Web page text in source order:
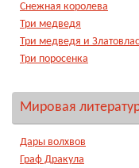
Снежная королева
Три медведя
Три медведя и
Три поросенка
Мировая
Дары волхвов
Граф Дракула